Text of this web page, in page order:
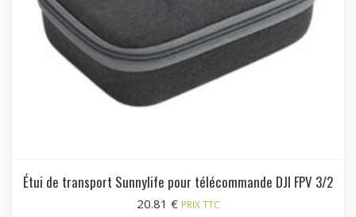
Étui de transport Sunnylife pour télécommande DJI FPV 3/2
20.81 € PRIX TTC